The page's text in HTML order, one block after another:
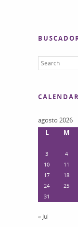
agosto 2026
L
M
3
4
10
11
17
18
24
25
31
« Jul